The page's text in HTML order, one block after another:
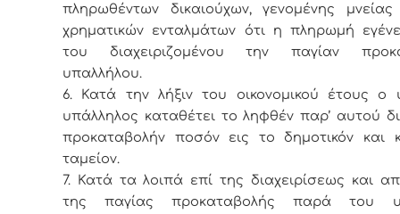
πληρωθέντων δικαιούχων, γενομένης
χρηματικών ενταλμάτων ότι η πληρωμή
του διαχειριζομένου την παγίαν
υπαλλήλου.
6. Κατά την λήξιν του οικονομικού έτους ο
υπάλληλος καταθέτει το ληφθέν παρ’ αυτού
προκαταβολήν ποσόν εις το δημοτικόν και
ταμείον.
7. Κατά τα λοιπά επί της διαχειρίσεως και
της παγίας προκαταβολής παρά του